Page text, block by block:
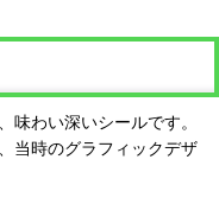
味わい深いシールです。
当時のグラフィックデザ